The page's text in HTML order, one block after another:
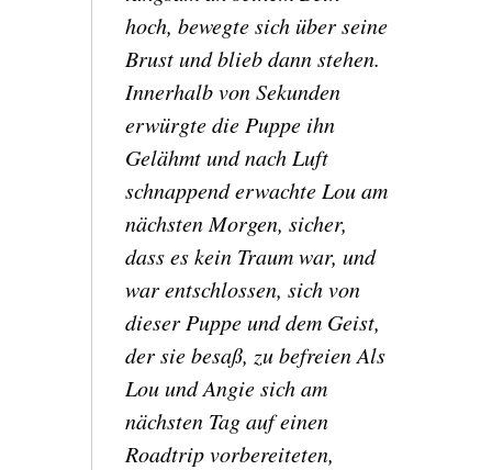
hoch, bewegte sich über seine
Brust und blieb dann stehen.
Innerhalb von Sekunden
erwürgte die Puppe ihn
Gelähmt und nach Luft
schnappend erwachte Lou am
nächsten Morgen, sicher,
dass es kein Traum war, und
war entschlossen, sich von
dieser Puppe und dem Geist,
der sie besaß, zu befreien Als
Lou und Angie sich am
nächsten Tag auf einen
Roadtrip vorbereiteten,